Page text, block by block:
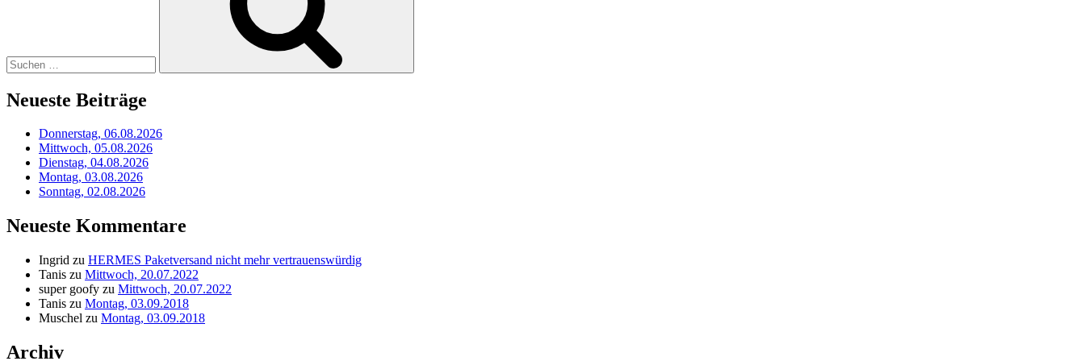
Neueste Beiträge
Donnerstag, 06.08.2026
Mittwoch, 05.08.2026
Dienstag, 04.08.2026
Montag, 03.08.2026
Sonntag, 02.08.2026
Neueste Kommentare
Ingrid zu HERMES Paketversand nicht mehr vertrauenswürdig
Tanis zu Mittwoch, 20.07.2022
super goofy zu Mittwoch, 20.07.2022
Tanis zu Montag, 03.09.2018
Muschel zu Montag, 03.09.2018
Archiv